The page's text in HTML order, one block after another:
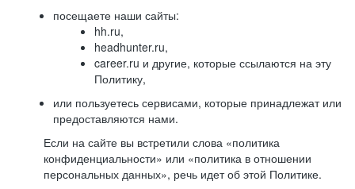
посещаете наши сайты:
hh.ru,
headhunter.ru,
career.ru и другие, которые ссылаются на эту
Политику,
или пользуетесь сервисами, которые принадлежат или
предоставляются нами.
Если на сайте вы встретили слова «политика
конфиденциальности» или «политика в отношении
персональных данных», речь идет об этой Политике.